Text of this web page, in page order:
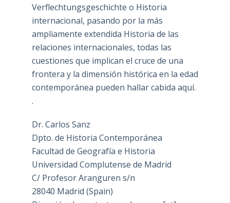
Verflechtungsgeschichte o Historia
internacional, pasando por la más
ampliamente extendida Historia de las
relaciones internacionales, todas las
cuestiones que implican el cruce de una
frontera y la dimensión histórica en la edad
contemporánea pueden hallar cabida aquí.
.
Dr. Carlos Sanz
Dpto. de Historia Contemporánea
Facultad de Geografía e Historia
Universidad Complutense de Madrid
C/ Profesor Aranguren s/n
28040 Madrid (Spain)